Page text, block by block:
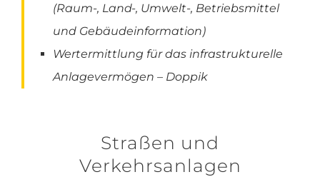
(Raum-, Land-, Umwelt-, Betriebsmittel
und Gebäudeinformation)
Wertermittlung für das infrastrukturelle
Anlagevermögen – Doppik
Straßen und
Verkehrsanlagen